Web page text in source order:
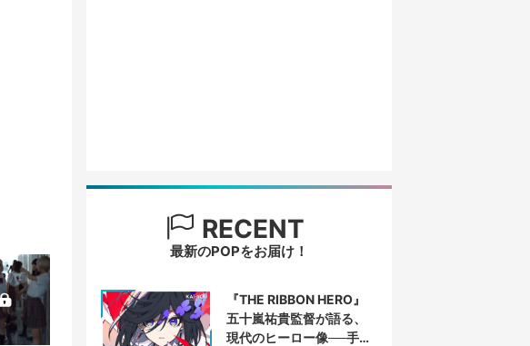
RECENT
最新のPOPをお届け！
『THE RIBBON HERO』
五十嵐祐貴監督が語る、
現代のヒーロー像──手塚